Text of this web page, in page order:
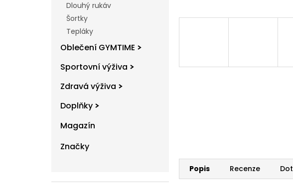
Dlouhý rukáv
Šortky
Tepláky
Oblečení GYMTIME
Sportovní výživa
Zdravá výživa
Doplňky
Magazín
Značky
Popis Recenze